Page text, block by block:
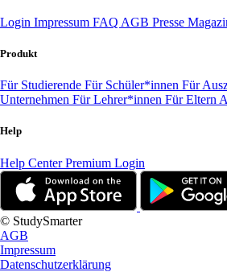
Login Impressum FAQ AGB Presse
Produkt
Für Studierende Für Schüler*innen Für
Unternehmen Für Lehrer*innen Für Eltern
Help
Help CenterPremium Login
© StudySmarter
AGB
Impressum
Datenschutzerklärung